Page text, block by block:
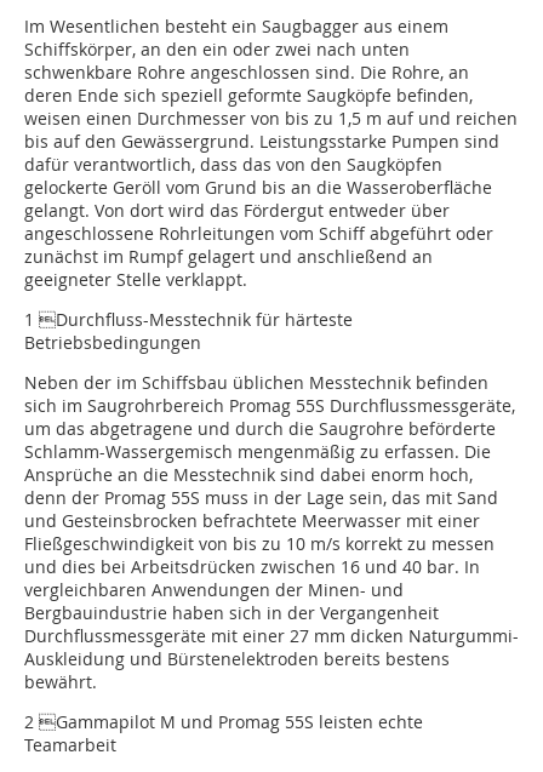
Im Wesentlichen besteht ein Saugbagger aus einem
Schiffskörper, an den ein oder zwei nach unten
schwenkbare Rohre an­geschlossen sind. Die Rohre, an
deren Ende sich speziell geformte Saugköpfe be­finden,
weisen einen Durchmesser von bis zu 1,5 m auf und reichen
bis auf den Ge­wässergrund. Leis­tungsstarke Pumpen sind
dafür verantwortlich, dass das von den Saug­köpfen
gelockerte Geröll vom Grund bis an die Wasseroberfläche
gelangt. Von dort wird das Fördergut entweder über
angeschlossene Rohr­leitungen vom Schiff abgeführt oder
zunächst im Rumpf gelagert und anschließend an
geeigneter Stelle verklappt.
1 Durchfluss-Messtechnik für härteste
Betriebsbedingungen
Neben der im Schiffsbau üblichen Messtechnik befinden
sich im Saugrohrbereich Promag 55S Durchflussmessgeräte,
um das abgetragene und durch die Saugrohre beförderte
Schlamm-Wassergemisch mengenmäßig zu erfassen. Die
Ansprüche an die Messtechnik sind dabei enorm hoch,
denn der Promag 55S muss in der Lage sein, das mit Sand
und Gesteinsbrocken befrachtete Meerwasser mit einer
Fließ­geschwindigkeit von bis zu 10 m/s korrekt zu messen
und dies bei Arbeitsdrücken zwischen 16 und 40 bar. In
vergleichbaren Anwendungen der Minen- und
Bergbauindustrie haben sich in der Vergangenheit
Durchflussmessgeräte mit einer 27 mm dicken Naturgummi-
Auskleidung und Bürsten­elektroden bereits bestens
bewährt.
2 Gammapilot M und Promag 55S leisten echte
Teamarbeit